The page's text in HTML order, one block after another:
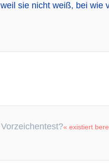
sie nicht weiß, bei wie
« existiert